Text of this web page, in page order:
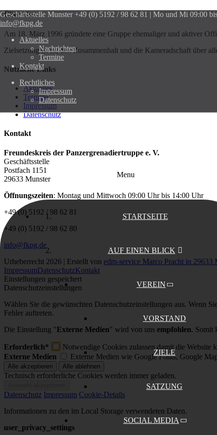
Geschäftsstelle Munster +49 (0) 5192 / 98 62 81 | Mo und Mi 09:00
info@fkpg.de
Aktuelles
Nachrichten
Termine
Kontakt
Rechtliches
Impressum
Datenschutz
Menu
STARTSEITE
AUF EINEN BLICK
VEREIN
VORSTAND
ZIELE
SATZUNG
SOCIAL MEDIA
Über Uns
Am 18. März 1996 gründete eine Gruppe ehemaliger und aktiver
Zielsetzung ist es, den Zusammenhalt und die Kameradschaft über
Nützliche Links
Aktuelles
Termine
Impressum
Datenschutz
Kontakt
Freundeskreis der Panzergrenadiertruppe e. V.
Geschäftsstelle
Postfach 1151
29633 Munster
Öffnungszeiten: Montag und Mittwoch 09:00 Uhr bis 14:00 Uhr
+49 (0) 5192 / 98 62 81
+49 (0) 5192 / 98 62 80
info@fkpg.de
Urheberrecht 2026 | Erstellt von edm-service Marco Pracht in 29633
ImpressumDatenschutzKontakt
Einstellungen gespeichert
Datenschutzeinstellungen
Wählen Sie die gewünschten Datenschutzeinstellungen aus. Wenn
Fehler auftreten.
Die Einstellung "Externe Medien" wird von uns empfohlen. Somit
Erforderlich*
Notwendige Cookies zulassen damit die Website
Externe Medien
Externe Medien wie Google Fonts, Google
Technisch erforderliche Cookies werden immer geladen.
Datenschutz Impressum Cookie-Details
Informationen zu den im Local Storage verwendeten Daten.
user_privacy_settings